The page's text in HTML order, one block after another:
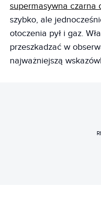
supermasywna czarna
szybko, ale
otoczenia pył i gaz.
przeszkadzać w
najważniejszą